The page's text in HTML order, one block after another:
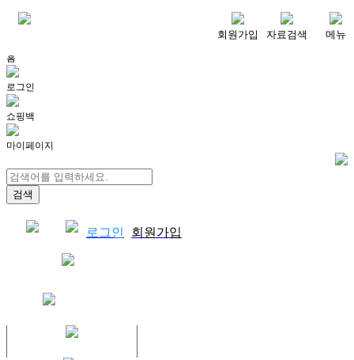
회원가입 자료검색 메뉴
홈
로그인
쇼핑백
마이페이지
로그인 회원가입